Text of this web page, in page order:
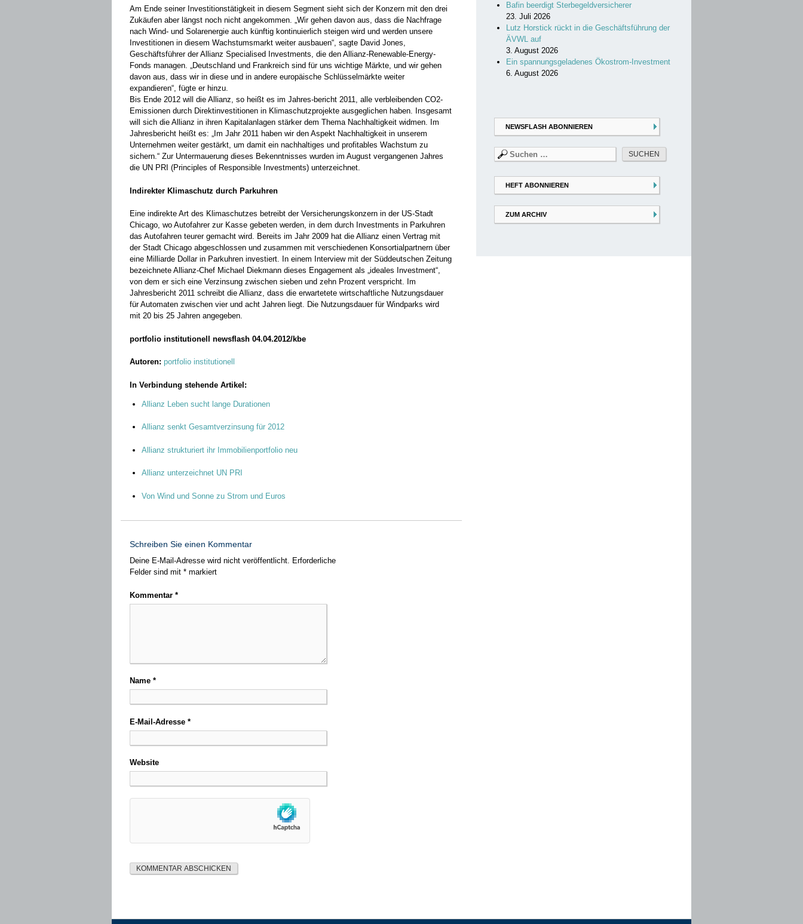
Am Ende seiner Investitionstätigkeit in diesem Segment sieht sich der Konzern mit den drei
Zukäufen aber längst noch nicht angekommen. „Wir gehen davon aus, dass die Nachfrage
nach Wind- und Solarenergie auch künftig kontinuierlich steigen wird und werden unsere
Investitionen in diesem Wachstumsmarkt weiter ausbauen“, sagte David Jones,
Geschäftsführer der Allianz Specialised Investments, die den Allianz-Renewable-Energy-
Fonds managen. „Deutschland und Frankreich sind für uns wichtige Märkte, und wir gehen
davon aus, dass wir in diese und in andere europäische Schlüsselmärkte weiter
expandieren“, fügte er hinzu.
Bis Ende 2012 will die Allianz, so heißt es im Jahres-bericht 2011, alle verbleibenden CO2-
Emissionen durch Direktinvestitionen in Klimaschutzprojekte ausgeglichen haben. Insgesamt
will sich die Allianz in ihren Kapitalanlagen stärker dem Thema Nachhaltigkeit widmen. Im
Jahresbericht heißt es: „Im Jahr 2011 haben wir den Aspekt Nachhaltigkeit in unserem
Unternehmen weiter gestärkt, um damit ein nachhaltiges und profitables Wachstum zu
sichern.“ Zur Untermauerung dieses Bekenntnisses wurden im August vergangenen Jahres
die UN PRI (Principles of Responsible Investments) unterzeichnet.
Indirekter Klimaschutz durch Parkuhren
Eine indirekte Art des Klimaschutzes betreibt der Versicherungskonzern in der US-Stadt
Chicago, wo Autofahrer zur Kasse gebeten werden, in dem durch Investments in Parkuhren
das Autofahren teurer gemacht wird. Bereits im Jahr 2009 hat die Allianz einen Vertrag mit
der Stadt Chicago abgeschlossen und zusammen mit verschiedenen Konsortialpartnern über
eine Milliarde Dollar in Parkuhren investiert. In einem Interview mit der Süddeutschen Zeitung
bezeichnete Allianz-Chef Michael Diekmann dieses Engagement als „ideales Investment“,
von dem er sich eine Verzinsung zwischen sieben und zehn Prozent verspricht. Im
Jahresbericht 2011 schreibt die Allianz, dass die erwartetete wirtschaftliche Nutzungsdauer
für Automaten zwischen vier und acht Jahren liegt. Die Nutzungsdauer für Windparks wird
mit 20 bis 25 Jahren angegeben.
portfolio institutionell newsflash 04.04.2012/kbe
Autoren: portfolio institutionell
In Verbindung stehende Artikel:
Allianz Leben sucht lange Durationen
Allianz senkt Gesamtverzinsung für 2012
Allianz strukturiert ihr Immobilienportfolio neu
Allianz unterzeichnet UN PRI
Von Wind und Sonne zu Strom und Euros
Schreiben Sie einen Kommentar
Deine E-Mail-Adresse wird nicht veröffentlicht. Erforderliche
Felder sind mit * markiert
Kommentar *
Name *
E-Mail-Adresse *
Website
Bafin beerdigt Sterbegeldversicherer
23. Juli 2026
Lutz Horstick rückt in die Geschäftsführung der
ÄVWL auf
3. August 2026
Ein spannungsgeladenes Ökostrom-Investment
6. August 2026
NEWSFLASH ABONNIEREN
Suchen
nach:
HEFT ABONNIEREN
ZUM ARCHIV